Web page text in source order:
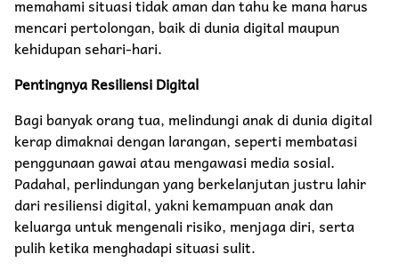
memahami situasi tidak aman dan tahu ke mana harus
mencari pertolongan, baik di dunia digital maupun
kehidupan sehari-hari.
Pentingnya Resiliensi Digital
Bagi banyak orang tua, melindungi anak di dunia digital
kerap dimaknai dengan larangan, seperti membatasi
penggunaan gawai atau mengawasi media sosial.
Padahal, perlindungan yang berkelanjutan justru lahir
dari resiliensi digital, yakni kemampuan anak dan
keluarga untuk mengenali risiko, menjaga diri, serta
pulih ketika menghadapi situasi sulit.